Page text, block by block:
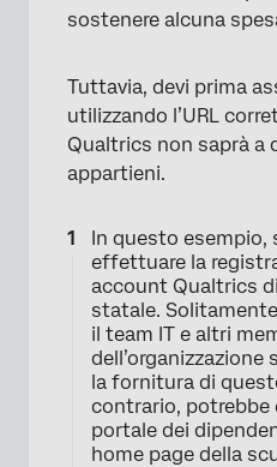
sostenere alcuna
Tuttavia, devi prima
utilizzando l’URL
Qualtrics non saprà a
appartieni.
In questo esempio,
effettuare la
account Qualtrics
statale.
il team IT e altri
la fornitura di
contrario, potrebbe
portale dei
home page della